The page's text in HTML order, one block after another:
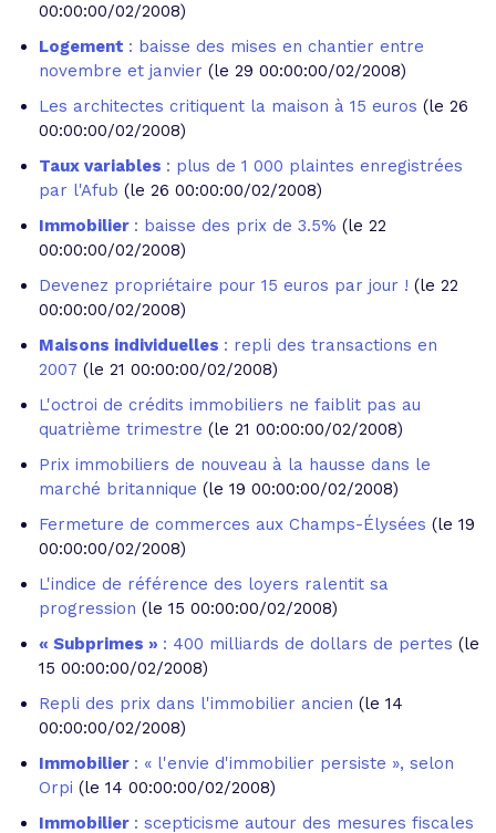
00:00:00/02/2008)
Logement : baisse des mises en chantier entre
novembre et janvier (le 29 00:00:00/02/2008)
Les architectes critiquent la maison à 15 euros (le 26
00:00:00/02/2008)
Taux variables : plus de 1 000 plaintes enregistrées
par l'Afub (le 26 00:00:00/02/2008)
Immobilier : baisse des prix de 3.5% (le 22
00:00:00/02/2008)
Devenez propriétaire pour 15 euros par jour ! (le 22
00:00:00/02/2008)
Maisons individuelles : repli des transactions en
2007 (le 21 00:00:00/02/2008)
L'octroi de crédits immobiliers ne faiblit pas au
quatrième trimestre (le 21 00:00:00/02/2008)
Prix immobiliers de nouveau à la hausse dans le
marché britannique (le 19 00:00:00/02/2008)
Fermeture de commerces aux Champs-Élysées (le 19
00:00:00/02/2008)
L'indice de référence des loyers ralentit sa
progression (le 15 00:00:00/02/2008)
« Subprimes » : 400 milliards de dollars de pertes (le
15 00:00:00/02/2008)
Repli des prix dans l'immobilier ancien (le 14
00:00:00/02/2008)
Immobilier : « l'envie d'immobilier persiste », selon
Orpi (le 14 00:00:00/02/2008)
Immobilier : scepticisme autour des mesures fiscales